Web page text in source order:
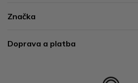
Značka
Doprava a platba